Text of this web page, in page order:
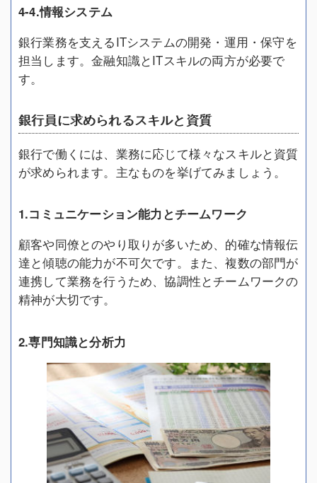
4-4.情報システム
銀行業務を支えるITシステムの開発・運用・保守を
担当します。金融知識とITスキルの両方が必要で
す。
銀行員に求められるスキルと資質
銀行で働くには、業務に応じて様々なスキルと資質
が求められます。主なものを挙げてみましょう。
1.コミュニケーション能力とチームワーク
顧客や同僚とのやり取りが多いため、的確な情報伝
達と傾聴の能力が不可欠です。また、複数の部門が
連携して業務を行うため、協調性とチームワークの
精神が大切です。
2.専門知識と分析力